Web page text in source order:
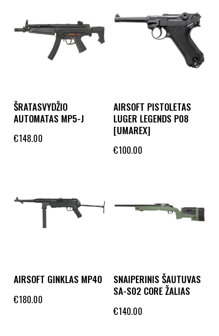
ŠRATASVYDŽIO
AUTOMATAS MP5-J
€148.00
AIRSOFT PISTOLETAS
LUGER LEGENDS P08
[UMAREX]
€100.00
AIRSOFT GINKLAS MP40
€180.00
SNAIPERINIS ŠAUTUVAS
SA-S02 CORE ŽALIAS
€140.00